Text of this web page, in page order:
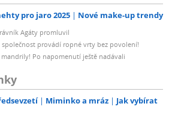
pro jaro 2025 Nové make-up trendy
Agáty promluvil
společnost provádí ropné vrty bez povolení!
Po napomenutí ještě nadávali
Miminko a mráz
Jak vybírat